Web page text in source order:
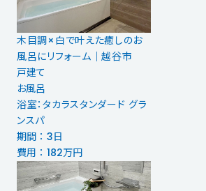
木目調×白で叶えた癒しのお
風呂にリフォーム｜越谷市
戸建て
お風呂
浴室：タカラスタンダード グラ
ンスパ
期間 ： 3日
費用 ： 182万円